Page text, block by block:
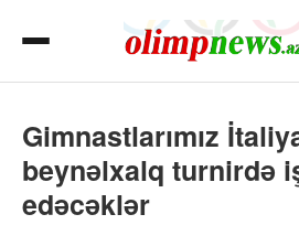
Gimnastlarımız
beynəlxalq turnirdə
edəcəklər